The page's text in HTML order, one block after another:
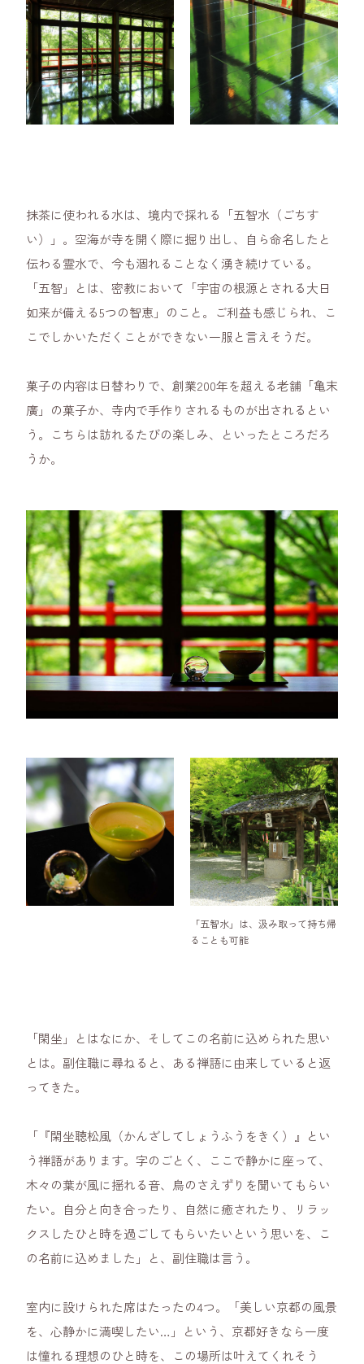
抹茶に使われる水は、境内で採れる「五智水（ごちす
い）」。空海が寺を開く際に掘り出し、自ら命名したと
伝わる霊水で、今も涸れることなく湧き続けている。
「五智」とは、密教において「宇宙の根源とされる大日
如来が備える5つの智恵」のこと。ご利益も感じられ、こ
こでしかいただくことができない一服と言えそうだ。
菓子の内容は日替わりで、創業200年を超える老舗「亀末
廣」の菓子か、寺内で手作りされるものが出されるとい
う。こちらは訪れるたびの楽しみ、といったところだろ
うか。
「五智水」は、汲み取って持ち帰
ることも可能
「閑坐」とはなにか、そしてこの名前に込められた思い
とは。副住職に尋ねると、ある禅語に由来していると返
ってきた。
「『閑坐聴松風（かんざしてしょうふうをきく）』とい
う禅語があります。字のごとく、ここで静かに座って、
木々の葉が風に揺れる音、鳥のさえずりを聞いてもらい
たい。自分と向き合ったり、自然に癒されたり、リラッ
クスしたひと時を過ごしてもらいたいという思いを、こ
の名前に込めました」と、副住職は言う。
室内に設けられた席はたったの4つ。「美しい京都の風景
を、心静かに満喫したい…」という、京都好きなら一度
は憧れる理想のひと時を、この場所は叶えてくれそう